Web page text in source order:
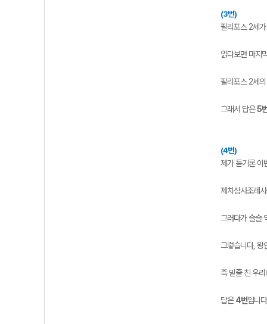
(3번)
필리포스 2세
읽다보면 마지
필리포스 2세
그래서 답은5
(4번)
제가 듣기론 이
제치삼사조례
그러다가 슬슬
그렇습니다, 왕
즉 밑줄 친 우
답은4번입니